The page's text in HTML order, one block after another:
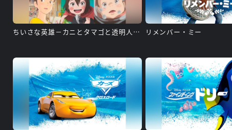
ちいさな英雄－カニとタマゴと透明人間－ リメンバー・ミー